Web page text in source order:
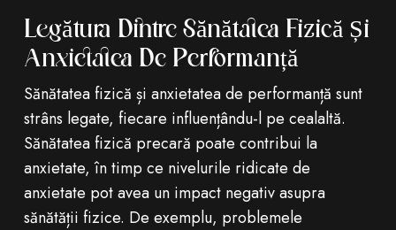
Legătura Dintre Sănătatea Fizică Și
Anxietatea De Performanță
Sănătatea fizică și anxietatea de performanță sunt
strâns legate, fiecare influențându-l pe cealaltă.
Sănătatea fizică precară poate contribui la
anxietate, în timp ce nivelurile ridicate de
anxietate pot avea un impact negativ asupra
sănătății fizice. De exemplu, problemele